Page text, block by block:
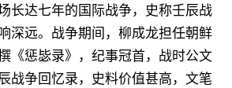
长达七年的国际战争，史称壬辰战
深远。战争期间，柳成龙担任朝鲜
《惩毖录》，纪事冠首，战时公文
战争回忆录，史料价值甚高，文笔